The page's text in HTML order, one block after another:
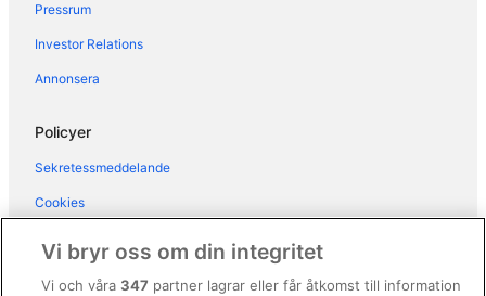
Hotel Olimpia Venice, BW Signature Collection
Violino D’Oro Venezia
Hotel Saturnia & International
Hotel Abbazia
Hotel Nazionale
Casa Pisani Canal
Pressrum
Investor Relations
Annonsera
Policyer
Sekretessmeddelande
Cookies
Vi bryr oss om din integritet
Vi och våra347 partner lagrar eller får åtkomst till information